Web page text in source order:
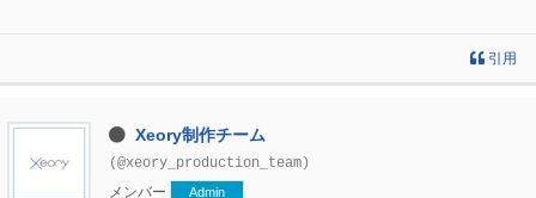
引用
Xeory制作チーム
(@xeory_production_team)
メンバー
Admin